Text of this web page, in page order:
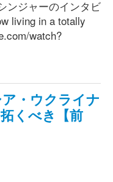
ンジャーのインタビ
living in a totally
watch?
・ウクライナ
くべき【前